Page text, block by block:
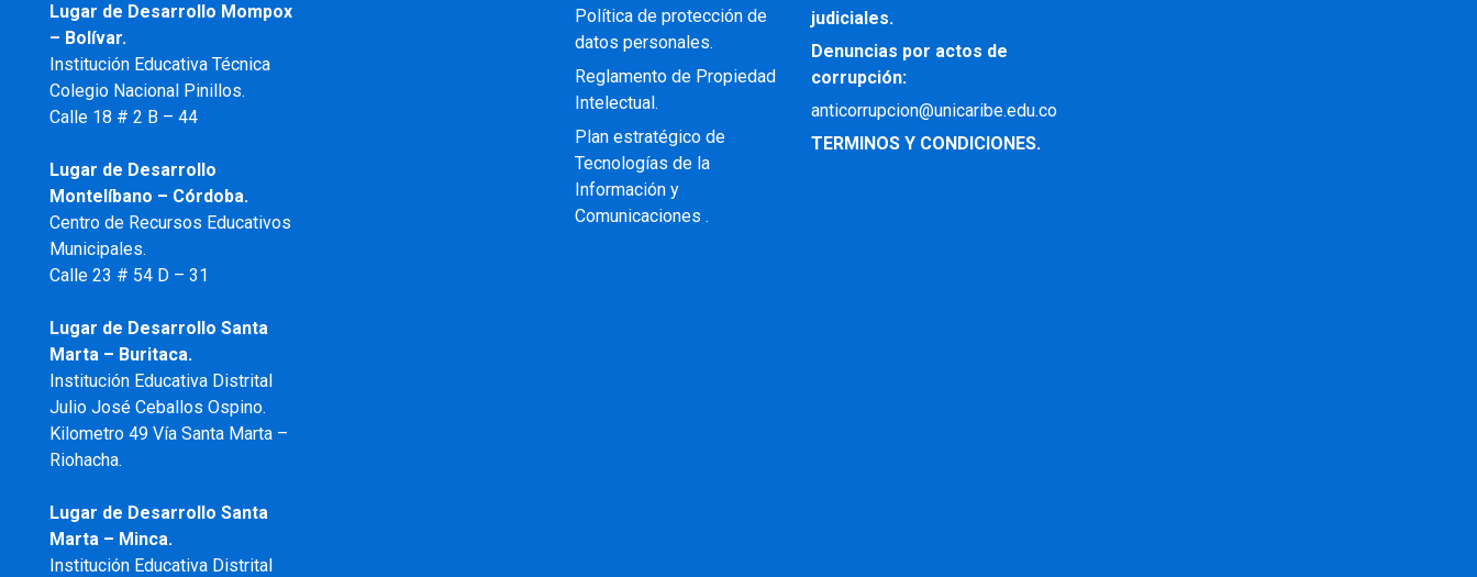
Lugar de Desarrollo Mompox
– Bolívar.
Institución Educativa Técnica
Colegio Nacional Pinillos.
Calle 18 # 2 B – 44
Lugar de Desarrollo
Montelíbano – Córdoba.
Centro de Recursos Educativos
Municipales.
Calle 23 # 54 D – 31
Lugar de Desarrollo Santa
Marta – Buritaca.
Institución Educativa Distrital
Julio José Ceballos Ospino.
Kilometro 49 Vía Santa Marta –
Riohacha.
Lugar de Desarrollo Santa
Marta – Minca.
Institución Educativa Distrital
Política de protección de
datos personales.
Reglamento de Propiedad
Intelectual.
Plan estratégico de
Tecnologías de la
Información y
Comunicaciones .
judiciales.
Denuncias por actos de
corrupción:
anticorrupcion@unicaribe.edu.co
TERMINOS Y CONDICIONES.